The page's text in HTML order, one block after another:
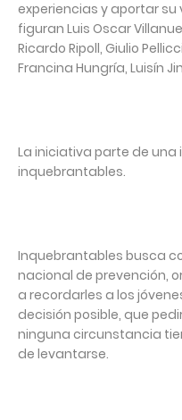
experiencias y aportar su
figuran Luis Oscar
Ricardo Ripoll, Giulio
Francina Hungría, Luisín
La iniciativa parte de
inquebrantables.
Inquebrantables busca
nacional de prevención,
a recordarles a los
decisión posible, que
ninguna circunstancia
de levantarse.